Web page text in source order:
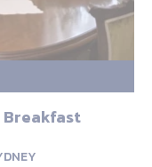
Breakfast